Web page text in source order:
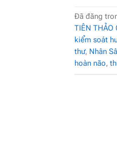
Đã đăng
TIÊN THẢO
kiểm soát
thư, Nhân
hoàn não,